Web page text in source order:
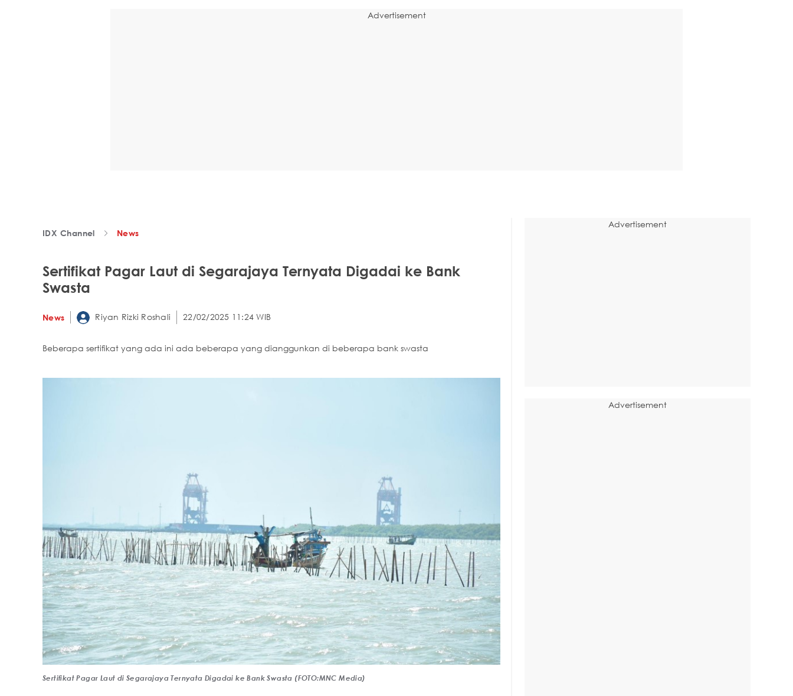
Advertisement
IDX Channel News
Sertifikat Pagar Laut di Segarajaya Ternyata Digadai ke Bank
Swasta
News Riyan Rizki Roshali 22/02/2025 11:24 WIB
Beberapa sertifikat yang ada ini ada beberapa yang dianggunkan di beberapa bank swasta
Sertifikat Pagar Laut di Segarajaya Ternyata Digadai ke Bank Swasta (FOTO:MNC Media)
Advertisement
Advertisement